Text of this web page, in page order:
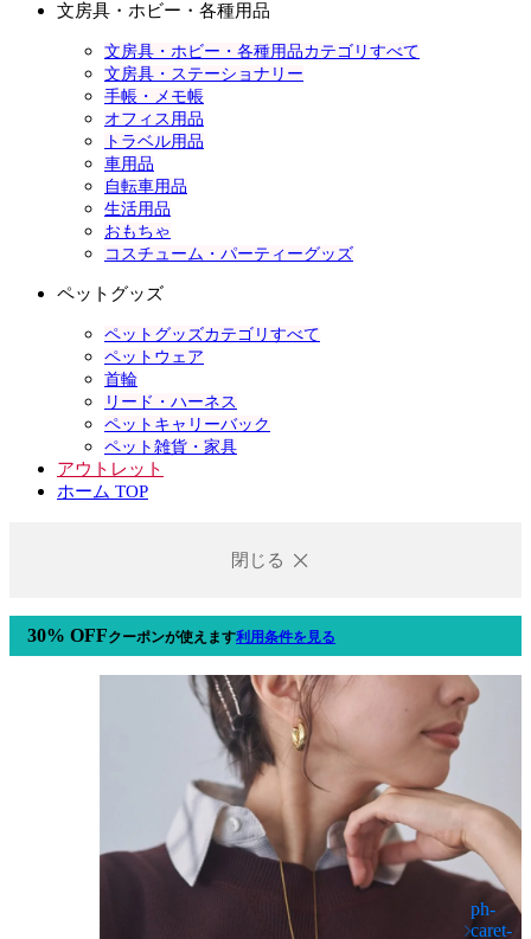
文房具・ホビー・各種用品
文房具・ホビー・各種用品カテゴリすべて
文房具・ステーショナリー
手帳・メモ帳
オフィス用品
トラベル用品
車用品
自転車用品
生活用品
おもちゃ
コスチューム・パーティーグッズ
ペットグッズ
ペットグッズカテゴリすべて
ペットウェア
首輪
リード・ハーネス
ペットキャリーバック
ペット雑貨・家具
アウトレット
ホーム TOP
閉じる
30% OFFクーポンが使えます利用条件を見る